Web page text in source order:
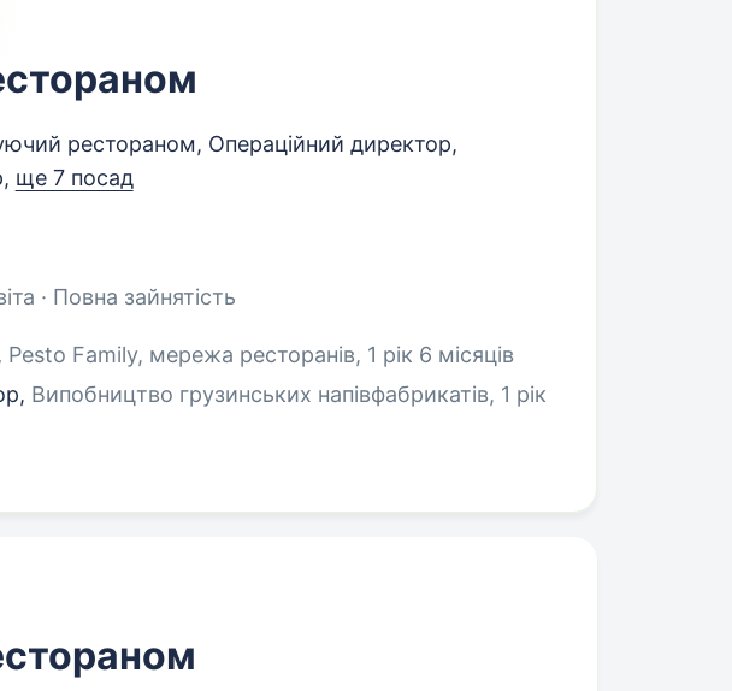
рестораном, Операційний директор,
ще 7 посад
· Повна зайнятість
Pesto Family, мережа ресторанів, 1 рік 6 місяців
Випобництво грузинських напівфабрикатів, 1 рік